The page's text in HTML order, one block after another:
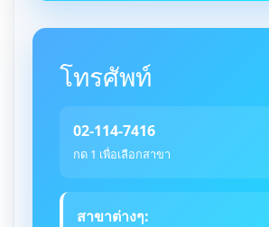
โทรศัพท์
02-114-7416
กด 1 เพื่อเลือกสาขา
สาขาต่างๆ: